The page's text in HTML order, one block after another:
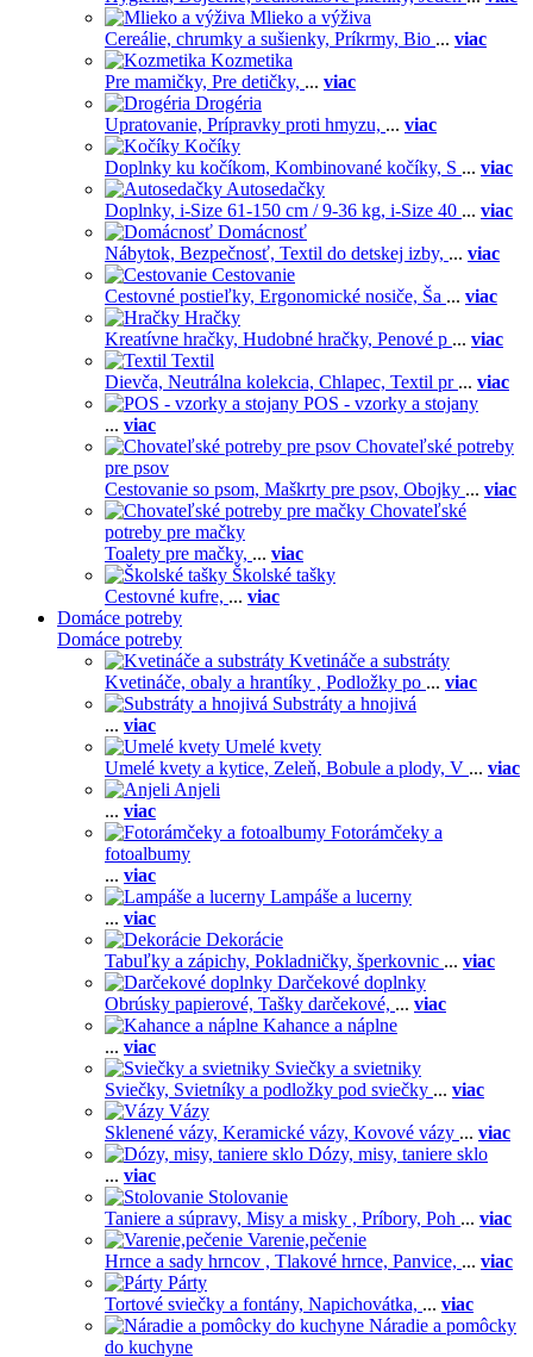
Mlieko a výživa
Cereálie, chrumky a sušienky, Príkrmy, Bio ... viac
Kozmetika
Pre mamičky, Pre detičky, ... viac
Drogéria
Upratovanie, Prípravky proti hmyzu, ... viac
Kočíky
Doplnky ku kočíkom, Kombinované kočíky, S ... viac
Autosedačky
Doplnky, i-Size 61-150 cm / 9-36 kg, i-Size 40 ... viac
Domácnosť
Nábytok, Bezpečnosť, Textil do detskej izby, ... viac
Cestovanie
Cestovné postieľky, Ergonomické nosiče, Ša ... viac
Hračky
Kreatívne hračky, Hudobné hračky, Penové p ... viac
Textil
Dievča, Neutrálna kolekcia, Chlapec, Textil pr ... viac
POS - vzorky a stojany
... viac
Chovateľské potreby
pre psov
Cestovanie so psom, Maškrty pre psov, Obojky ... viac
Chovateľské
potreby pre mačky
Toalety pre mačky, ... viac
Školské tašky
Cestovné kufre, ... viac
Domáce potreby
Domáce potreby
Kvetináče a substráty
Kvetináče, obaly a hrantíky , Podložky po ... viac
Substráty a hnojivá
... viac
Umelé kvety
Umelé kvety a kytice, Zeleň, Bobule a plody, V ... viac
Anjeli
... viac
Fotorámčeky a
fotoalbumy
... viac
Lampáše a lucerny
... viac
Dekorácie
Tabuľky a zápichy, Pokladničky, šperkovnic ... viac
Darčekové doplnky
Obrúsky papierové, Tašky darčekové, ... viac
Kahance a náplne
... viac
Sviečky a svietniky
Sviečky, Svietníky a podložky pod sviečky ... viac
Vázy
Sklenené vázy, Keramické vázy, Kovové vázy ... viac
Dózy, misy, taniere sklo
... viac
Stolovanie
Taniere a súpravy, Misy a misky , Príbory, Poh ... viac
Varenie,pečenie
Hrnce a sady hrncov , Tlakové hrnce, Panvice, ... viac
Párty
Tortové sviečky a fontány, Napichovátka, ... viac
Náradie a pomôcky
do kuchyne